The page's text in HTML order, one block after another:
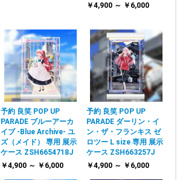
￥4,900 ～ ￥6,000
予約 良笑 POP UP
PARADE ブルーアーカ
イブ -Blue Archive- ユ
ズ（メイド） 専用 展示
ケース ZSH6654718J
￥4,900 ～ ￥6,000
予約 良笑 POP UP
PARADE ダーリン・イ
ン・ザ・フランキス ゼ
ロツー L size 専用 展示
ケース ZSH663257J
￥4,900 ～ ￥6,000